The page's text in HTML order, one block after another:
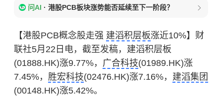
问AI · 港股PCB板块涨势能否延续至下一阶段？
【港股PCB概念股走强 建滔积层板涨近10%】财
联社5月22日电，截至发稿，建滔积层板
(01888.HK)涨9.77%， 广合科技(01989.HK)涨
7.45%， 胜宏科技(02476.HK)涨7.16%， 建滔集团
(00148.HK)涨5.42%。